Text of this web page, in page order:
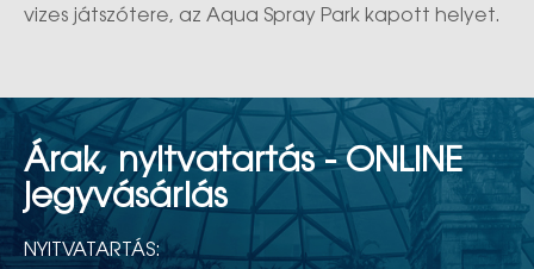
vizes játszótere, az Aqua Spray Park kapott helyet.
Árak, nyitvatartás - ONLINE
jegyvásárlás
NYITVATARTÁS: